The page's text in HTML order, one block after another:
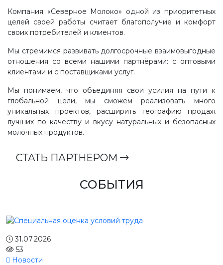
Компания «Северное Молоко» одной из приоритетных
целей своей работы считает благополучие и комфорт
своих потребителей и клиентов.
Мы стремимся развивать долгосрочные взаимовыгодные
отношения со всеми нашими партнёрами: с оптовыми
клиентами и с поставщиками услуг.
Мы понимаем, что объединяя свои усилия на пути к
глобальной цели, мы сможем реализовать много
уникальных проектов, расширить географию продаж
лучших по качеству и вкусу натуральных и безопасных
молочных продуктов.
СТАТЬ ПАРТНЕРОМ
СОБЫТИЯ
31.07.2026
53
Новости